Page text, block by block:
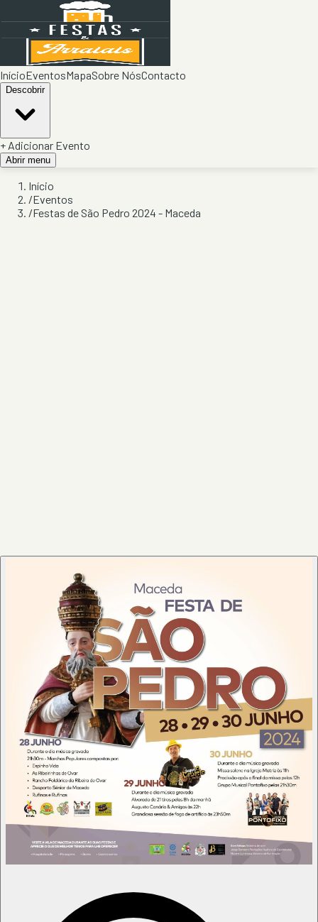
InícioEventosMapaSobre NósContacto
Descobrir
+ Adicionar Evento
Abrir menu
Início
/Eventos
/Festas de São Pedro 2024 - Maceda